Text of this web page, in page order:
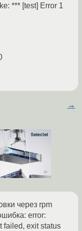
*** [test] Error 1
→
через rpm
error:
failed, exit status